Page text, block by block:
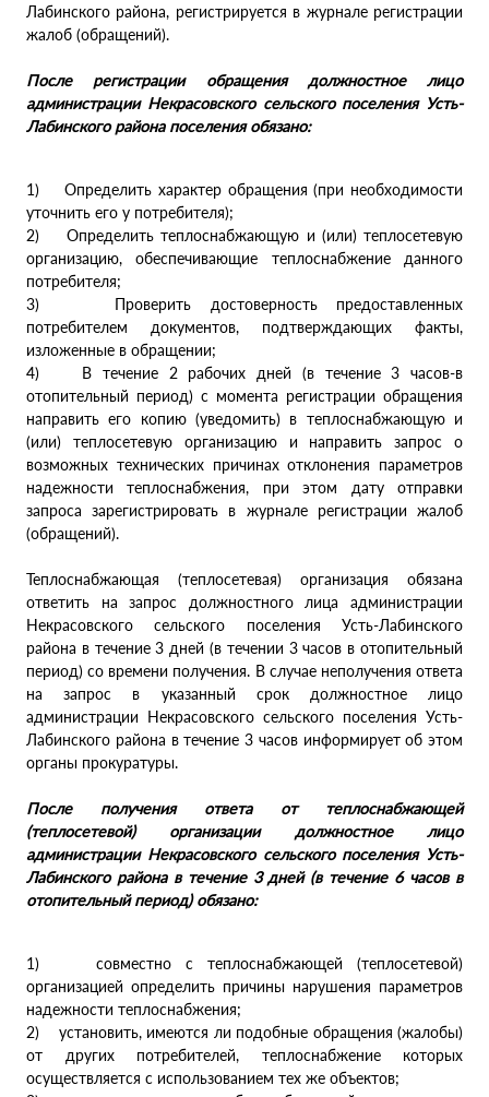
Лабинского района, регистрируется в журнале регистрации
жалоб (обращений).
После регистрации обращения должностное лицо
администрации Некрасовского сельского поселения Усть-
Лабинского района поселения обязано:
1) Определить характер обращения (при необходимости
уточнить его у потребителя);
2) Определить теплоснабжающую и (или) теплосетевую
организацию, обеспечивающие теплоснабжение данного
потребителя;
3) Проверить достоверность предоставленных
потребителем документов, подтверждающих факты,
изложенные в обращении;
4) В течение 2 рабочих дней (в течение 3 часов-в
отопительный период) с момента регистрации обращения
направить его копию (уведомить) в теплоснабжающую и
(или) теплосетевую организацию и направить запрос о
возможных технических причинах отклонения параметров
надежности теплоснабжения, при этом дату отправки
запроса зарегистрировать в журнале регистрации жалоб
(обращений).
Теплоснабжающая (теплосетевая) организация обязана
ответить на запрос должностного лица администрации
Некрасовского сельского поселения Усть-Лабинского
района в течение 3 дней (в течении 3 часов в отопительный
период) со времени получения. В случае неполучения ответа
на запрос в указанный срок должностное лицо
администрации Некрасовского сельского поселения Усть-
Лабинского района в течение 3 часов информирует об этом
органы прокуратуры.
После получения ответа от теплоснабжающей
(теплосетевой) организации должностное лицо
администрации Некрасовского сельского поселения Усть-
Лабинского района в течение 3 дней (в течение 6 часов в
отопительный период) обязано:
1) совместно с теплоснабжающей (теплосетевой)
организацией определить причины нарушения параметров
надежности теплоснабжения;
2) установить, имеются ли подобные обращения (жалобы)
от других потребителей, теплоснабжение которых
осуществляется с использованием тех же объектов;